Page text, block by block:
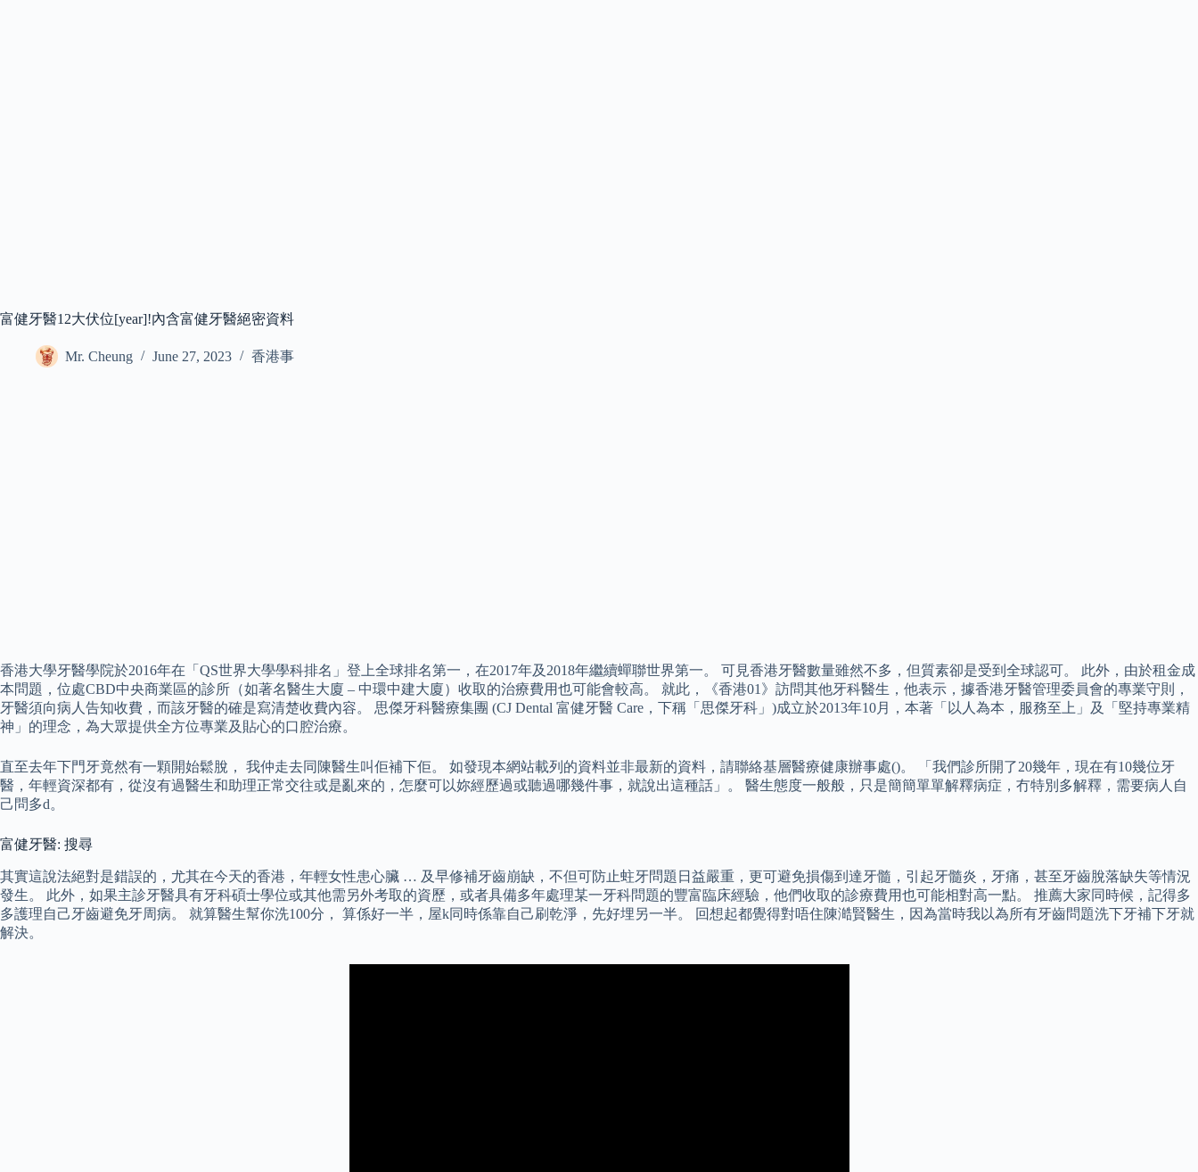
富健牙醫12大伏位[year]!內含富健牙醫絕密資料
Mr. Cheung June 27, 2023 香港事
香港大學牙醫學院於2016年在「QS世界大學學科排名」登上全球排名第一，在2017年及2018年繼續蟬聯世界第一。 可見香港牙醫數量雖然不多，但質素卻是受到全球認可。 此外，由於租金成
本問題，位處CBD中央商業區的診所（如著名醫生大廈 – 中環中建大廈）收取的治療費用也可能會較高。 就此，《香港01》訪問其他牙科醫生，他表示，據香港牙醫管理委員會的專業守則，
牙醫須向病人告知收費，而該牙醫的確是寫清楚收費內容。 思傑牙科醫療集團 (CJ Dental 富健牙醫 Care，下稱「思傑牙科」)成立於2013年10月，本著「以人為本，服務至上」及「堅持專業精
神」的理念，為大眾提供全方位專業及貼心的口腔治療。
直至去年下門牙竟然有一顆開始鬆脫， 我仲走去同陳醫生叫佢補下佢。 如發現本網站載列的資料並非最新的資料，請聯絡基層醫療健康辦事處()。 「我們診所開了20幾年，現在有10幾位牙
醫，年輕資深都有，從沒有過醫生和助理正常交往或是亂來的，怎麼可以妳經歷過或聽過哪幾件事，就說出這種話」。 醫生態度一般般，只是簡簡單單解釋病症，冇特別多解釋，需要病人自
己問多d。
富健牙醫: 搜尋
其實這說法絕對是錯誤的，尤其在今天的香港，年輕女性患心臟 … 及早修補牙齒崩缺，不但可防止蛀牙問題日益嚴重，更可避免損傷到達牙髓，引起牙髓炎，牙痛，甚至牙齒脫落缺失等情況
發生。 此外，如果主診牙醫具有牙科碩士學位或其他需另外考取的資歷，或者具備多年處理某一牙科問題的豐富臨床經驗，他們收取的診療費用也可能相對高一點。 推薦大家同時候，記得多
多護理自己牙齒避免牙周病。 就算醫生幫你洗100分， 算係好一半，屋k同時係靠自己刷乾淨，先好埋另一半。 回想起都覺得對唔住陳澔賢醫生，因為當時我以為所有牙齒問題洗下牙補下牙就
解決。